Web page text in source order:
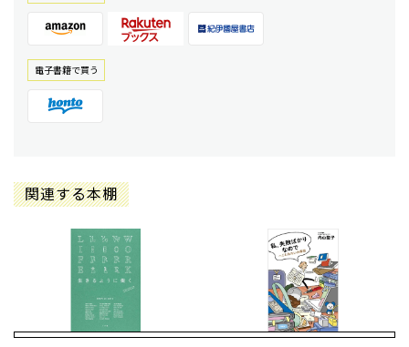
電⼦書籍で買う
関連する本棚